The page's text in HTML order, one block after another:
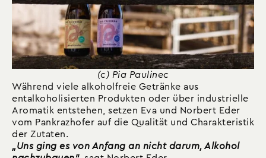
(c) Pia Paulinec
Während viele alkoholfreie Getränke aus
entalkoholisierten Produkten oder über industrielle
Aromatik entstehen, setzen Eva und Norbert Eder
vom Pankrazhofer auf die Qualität und Charakteristik
der Zutaten.
„Uns ging es von Anfang an nicht darum, Alkohol